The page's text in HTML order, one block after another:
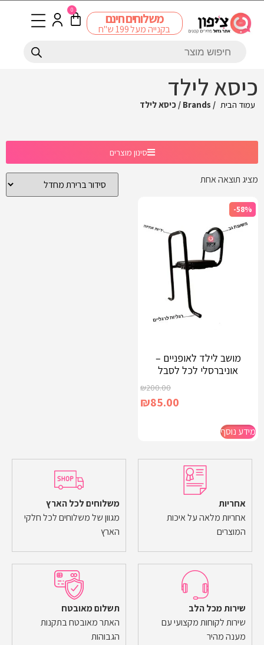
משלוחים חינם
בקנייה מעל 199 ש"ח
0
כיסא לילד
עמוד הבית / Brands / כיסא לילד
סינון מוצרים
מציג תוצאה אחת
-58%
מושב לילד לאופניים –
אוניברסלי לכל לסבל
₪200.00
₪85.00
מידע נוסף
אחריות
אחריות מלאה על איכות
המוצרים
משלוחים לכל הארץ
מגוון של משלוחים לכל חלקי
הארץ
שירות מכל הלב
שירות לקוחות מקצועי עם
מענה מהיר
תשלום מאובטח
האתר מאובטח בתקנות
הגבוהות